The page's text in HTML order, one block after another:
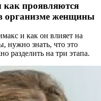
как проявляются
организме женщины
и как он влияет на
нужно знать, что это
разделить на три этапа.